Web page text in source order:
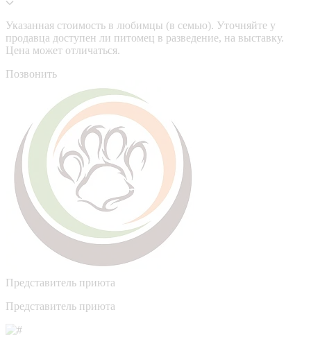
Указанная стоимость в любимцы (в семью). Уточняйте у
продавца доступен ли питомец в разведение, на выставку.
Цена может отличаться.
Позвонить
Представитель приюта
Представитель приюта